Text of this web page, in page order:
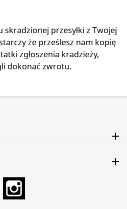
skradzionej przesyłki z Twojej
że prześlesz nam kopię
zgłoszenia kradzieży,
dokonać zwrotu.
Pinterest